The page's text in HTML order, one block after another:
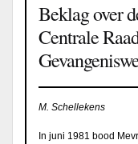
Beklag over
Centrale
M. Schellekens
In juni 1981 bood